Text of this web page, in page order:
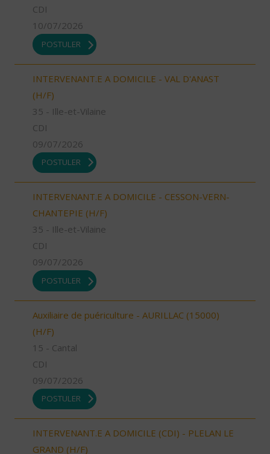
CDI
10/07/2026
POSTULER
INTERVENANT.E A DOMICILE - VAL D'ANAST
(H/F)
35 - Ille-et-Vilaine
CDI
09/07/2026
POSTULER
INTERVENANT.E A DOMICILE - CESSON-VERN-
CHANTEPIE (H/F)
35 - Ille-et-Vilaine
CDI
09/07/2026
POSTULER
Auxiliaire de puériculture - AURILLAC (15000)
(H/F)
15 - Cantal
CDI
09/07/2026
POSTULER
INTERVENANT.E A DOMICILE (CDI) - PLELAN LE
GRAND (H/F)